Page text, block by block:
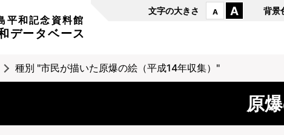
平和記念資料館
データベース
文字の大きさ A A 背景
種別 "市民が描いた原爆の絵（平成14年収集）"
原